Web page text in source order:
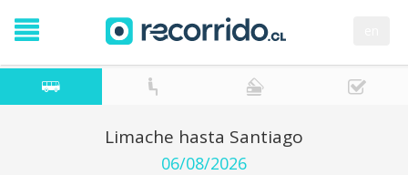
Limache hasta Santiago
06/08/2026